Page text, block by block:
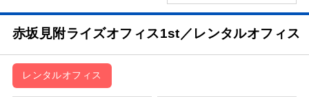
赤坂見附ライズオフィス1st／レンタルオフィス
レンタルオフィス